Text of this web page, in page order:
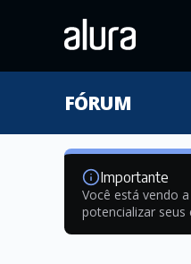
FÓRUM
Importante
Você está vendo
potencializar seus